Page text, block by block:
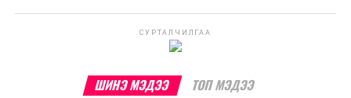
шийдвэрлэжээ.
Харин дараах зардлыг хязгаарлахаар болсон байна.
СУРТАЛЧИЛГАА
ШИНЭ МЭДЭЭ ТОП МЭДЭЭ